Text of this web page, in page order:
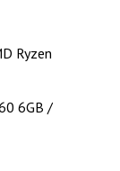
Ryzen
6GB /